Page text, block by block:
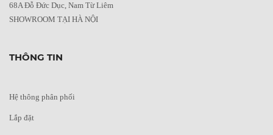
68A Đỗ Đức Dục, Nam Từ Liêm
SHOWROOM TẠI HÀ NỘI
THÔNG TIN
Hệ thông phân phối
Lắp đặt